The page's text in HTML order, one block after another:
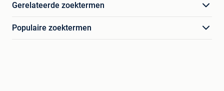
Gerelateerde zoektermen
Populaire zoektermen